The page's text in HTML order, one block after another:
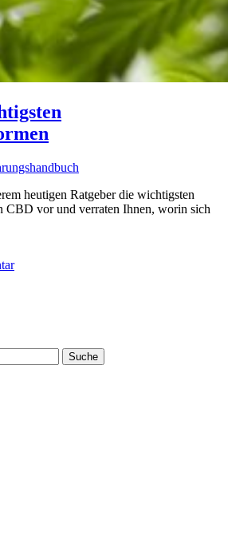
heutigen Ratgeber die wichtigsten
CBD vor und verraten Ihnen, worin sich